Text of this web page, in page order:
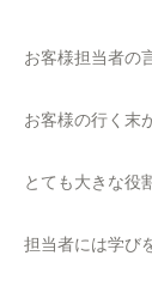
お客様担当者の
お客様の行く末
とても大きな役
担当者には学び